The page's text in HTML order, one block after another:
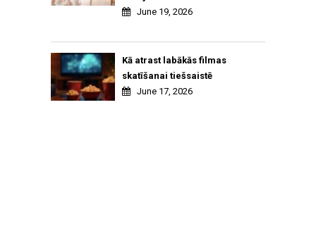
June 19, 2026
Kā atrast labākās filmas
skatīšanai tiešsaistē
June 17, 2026